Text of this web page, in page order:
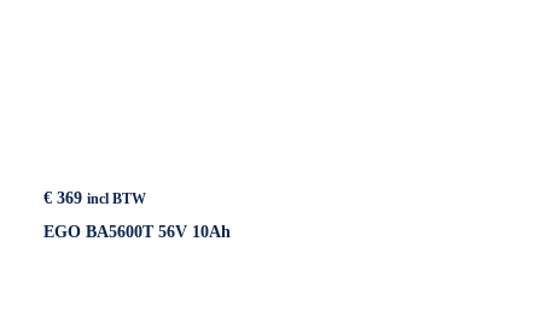
€ 369 incl BTW
EGO BA5600T 56V 10Ah